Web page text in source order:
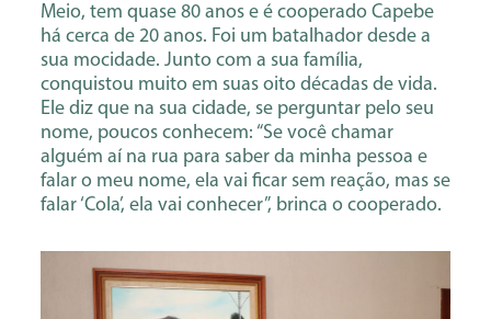
Meio, tem quase 80 anos e é cooperado Capebe
há cerca de 20 anos. Foi um batalhador desde a
sua mocidade. Junto com a sua família,
conquistou muito em suas oito décadas de vida.
Ele diz que na sua cidade, se perguntar pelo seu
nome, poucos conhecem: “Se você chamar
alguém aí na rua para saber da minha pessoa e
falar o meu nome, ela vai ficar sem reação, mas se
falar ‘Cola’, ela vai conhecer”, brinca o cooperado.